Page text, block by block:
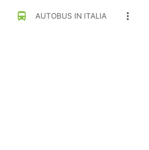
directions_bus AUTOBUS IN ITALIA more_vert